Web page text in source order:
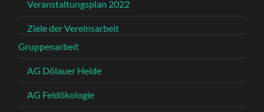
Veranstaltungsplan 2022
Ziele der Vereinsarbeit
Gruppenarbeit
AG Dölauer Heide
AG Feldökologie